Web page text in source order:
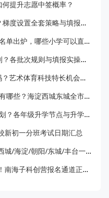
提升志愿中签概率？
北京小升初志愿怎么合理排布？梯度设置全套策略与填报避坑指南
2026 北京小升初对口直升新增名单出炉，哪些小学可以直升优质初中？
北京小升初多批次志愿如何规划？各批次规则与填报实操指南
北京小升初特长还能助力升学吗？艺术体育科技特长机会与误区全面解析
2027 北京小升初跨区招生学校有哪些？海淀西城东城全市招生校完整汇总
2027 北京小升初分阶段如何规划？各年级升学节点与升学通道全梳理
新初一分班考试日期汇总
2026北京小升初查询时间表｜西城/海淀/朝阳/东城/丰台一键对照
2026北京小升初升学家长速看！南海子科创营报名通道正式开启